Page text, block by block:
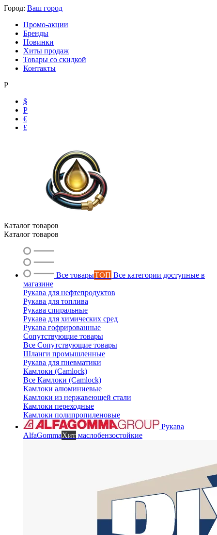
Город: Ваш город
Промо-акции
Бренды
Новинки
Хиты продаж
Товары со скидкой
Контакты
Р
$
Р
€
£
Каталог товаров
Каталог товаров
Все товарыТОП Все категории доступные в
магазине
Рукава для нефтепродуктов
Рукава для топлива
Рукава спиральные
Рукава для химических сред
Рукава гофрированные
Сопутствующие товары
Все Сопутствующие товары
Шланги промышленные
Рукава для пневматики
Камлоки (Camlock)
Все Камлоки (Camlock)
Камлоки алюминиевые
Камлоки из нержавеющей стали
Камлоки переходные
Камлоки полипропиленовые
Рукава
AlfaGommaХит маслобензостойкие
Маслобензостойкие рукава